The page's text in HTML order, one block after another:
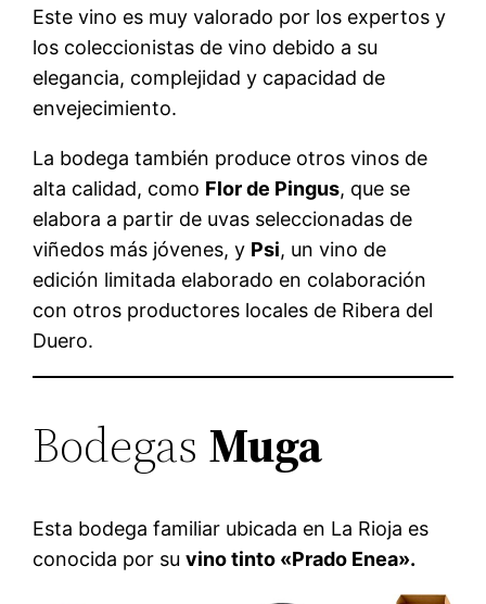
Este vino es muy valorado por los expertos y
los coleccionistas de vino debido a su
elegancia, complejidad y capacidad de
envejecimiento.
La bodega también produce otros vinos de
alta calidad, como Flor de Pingus, que se
elabora a partir de uvas seleccionadas de
viñedos más jóvenes, y Psi, un vino de
edición limitada elaborado en colaboración
con otros productores locales de Ribera del
Duero.
Bodegas Muga
Esta bodega familiar ubicada en La Rioja es
conocida por suvino tinto «Prado Enea».